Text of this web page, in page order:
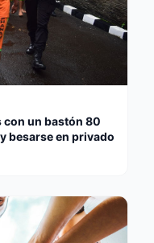
con un bastón 80
besarse en privado